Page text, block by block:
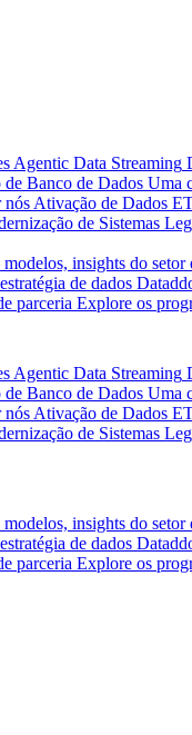
Agentic Data Streaming
de Banco de Dados Uma
nós Ativação de Dados
de Sistemas
modelos, insights do setor
de dados
parceria Explore os
Agentic Data Streaming
de Banco de Dados Uma
nós Ativação de Dados
de Sistemas
modelos, insights do setor
de dados
parceria Explore os